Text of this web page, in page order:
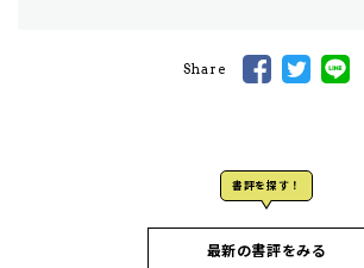
Share
書評を探す！
最新の書評をみる